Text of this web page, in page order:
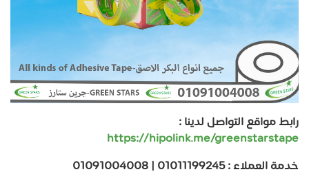
رابط مواقع التواصل لدينا :
https://hipolink.me/greenstarstape
خدمة العملاء : 01011199245 | 01091004008